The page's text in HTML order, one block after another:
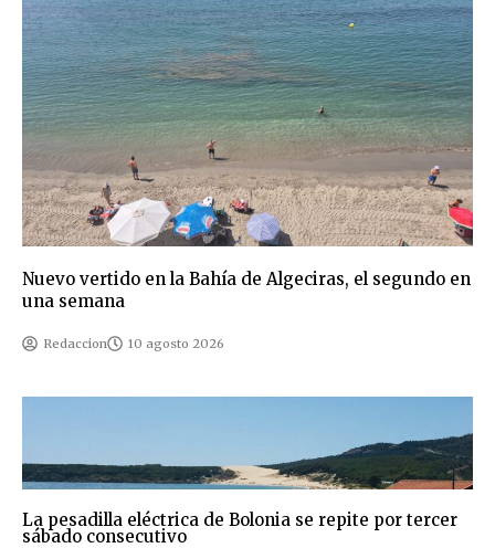
Nuevo vertido en la Bahía de Algeciras, el segundo en
una semana
Redaccion 10 agosto 2026
La pesadilla eléctrica de Bolonia se repite por tercer
sábado consecutivo